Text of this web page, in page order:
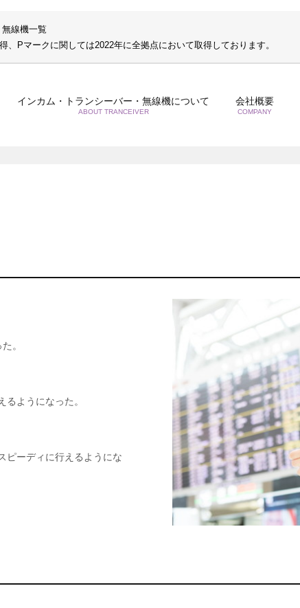
線機一覧
Pマークに関しては2022年に全拠点において取得しております。
インカム・トランシーバー・無線機について
ABOUT TRANCEIVER
会社概要
COMPANY
。
ようになった。
ピーディに行えるようにな